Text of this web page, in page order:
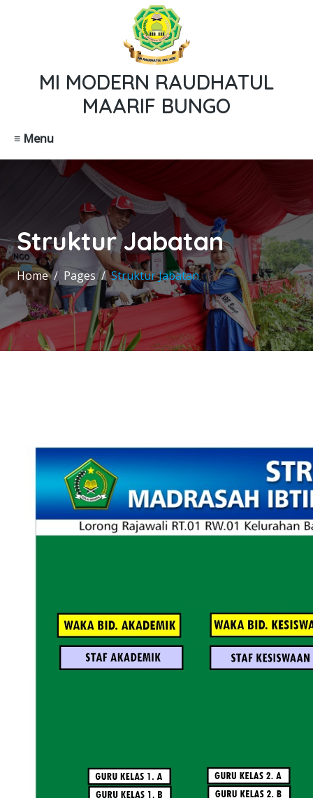
MI MODERN RAUDHATUL
MAARIF BUNGO
≡ Menu
Struktur Jabatan
Home Pages Struktur Jabatan